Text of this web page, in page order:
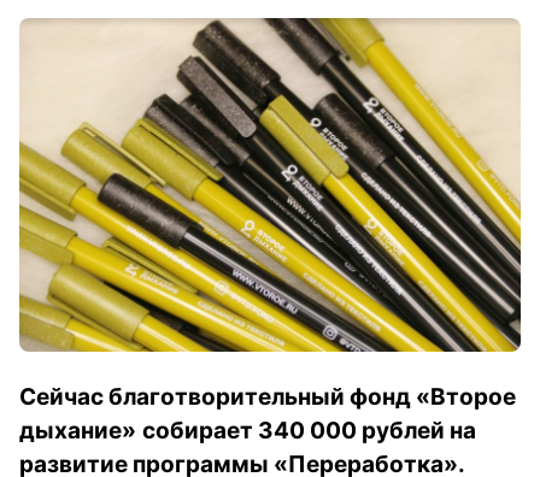
Сейчас благотворительный фонд «Второе
дыхание» собирает 340 000 рублей на
развитие программы «Переработка».